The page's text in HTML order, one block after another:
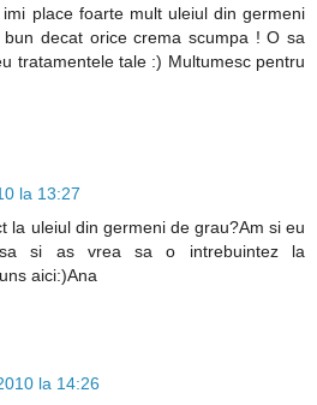
place foarte mult uleiul din germeni
decat orice crema scumpa ! O sa
tratamentele tale :) Multumesc pentru
la 13:27
la uleiul din germeni de grau?Am si eu
si as vrea sa o intrebuintez la
aici:)Ana
la 14:26